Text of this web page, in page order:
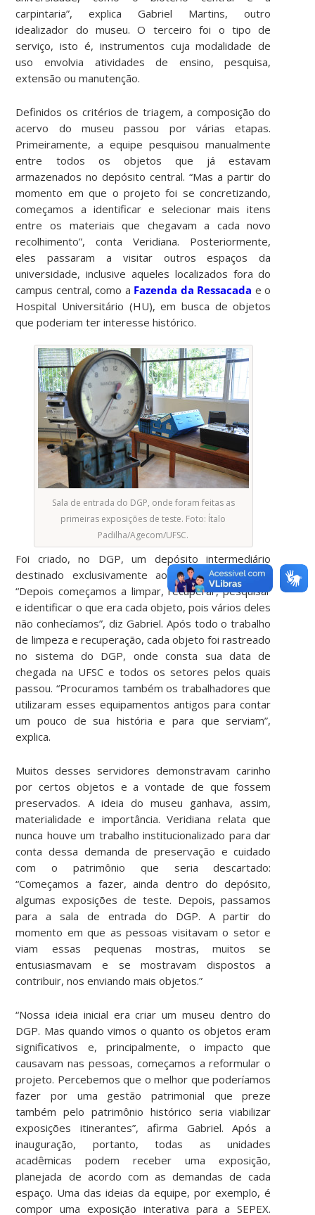
carpintaria”, explica Gabriel Martins, outro
idealizador do museu. O terceiro foi o tipo de
serviço, isto é, instrumentos cuja modalidade de
uso envolvia atividades de ensino, pesquisa,
extensão ou manutenção.
Definidos os critérios de triagem, a composição do
acervo do museu passou por várias etapas.
Primeiramente, a equipe pesquisou manualmente
entre todos os objetos que já estavam
armazenados no depósito central. “Mas a partir do
momento em que o projeto foi se concretizando,
começamos a identificar e selecionar mais itens
entre os materiais que chegavam a cada novo
recolhimento”, conta Veridiana. Posteriormente,
eles passaram a visitar outros espaços da
universidade, inclusive aqueles localizados fora do
campus central, como a Fazenda da Ressacada e o
Hospital Universitário (HU), em busca de objetos
que poderiam ter interesse histórico.
Sala de entrada do DGP, onde foram feitas as
primeiras exposições de teste. Foto: Ítalo
Padilha/Agecom/UFSC.
Foi criado, no DGP, um depósito intermediário
destinado exclusivamente ao acervo do museu.
“Depois começamos a limpar, recuperar, pesquisar
e identificar o que era cada objeto, pois vários deles
não conhecíamos”, diz Gabriel. Após todo o trabalho
de limpeza e recuperação, cada objeto foi rastreado
no sistema do DGP, onde consta sua data de
chegada na UFSC e todos os setores pelos quais
passou. “Procuramos também os trabalhadores que
utilizaram esses equipamentos antigos para contar
um pouco de sua história e para que serviam”,
explica.
Muitos desses servidores demonstravam carinho
por certos objetos e a vontade de que fossem
preservados. A ideia do museu ganhava, assim,
materialidade e importância. Veridiana relata que
nunca houve um trabalho institucionalizado para dar
conta dessa demanda de preservação e cuidado
com o patrimônio que seria descartado:
“Começamos a fazer, ainda dentro do depósito,
algumas exposições de teste. Depois, passamos
para a sala de entrada do DGP. A partir do
momento em que as pessoas visitavam o setor e
viam essas pequenas mostras, muitos se
entusiasmavam e se mostravam dispostos a
contribuir, nos enviando mais objetos.”
“Nossa ideia inicial era criar um museu dentro do
DGP. Mas quando vimos o quanto os objetos eram
significativos e, principalmente, o impacto que
causavam nas pessoas, começamos a reformular o
projeto. Percebemos que o melhor que poderíamos
fazer por uma gestão patrimonial que preze
também pelo patrimônio histórico seria viabilizar
exposições itinerantes”, afirma Gabriel. Após a
inauguração, portanto, todas as unidades
acadêmicas podem receber uma exposição,
planejada de acordo com as demandas de cada
espaço. Uma das ideias da equipe, por exemplo, é
compor uma exposição interativa para a SEPEX.